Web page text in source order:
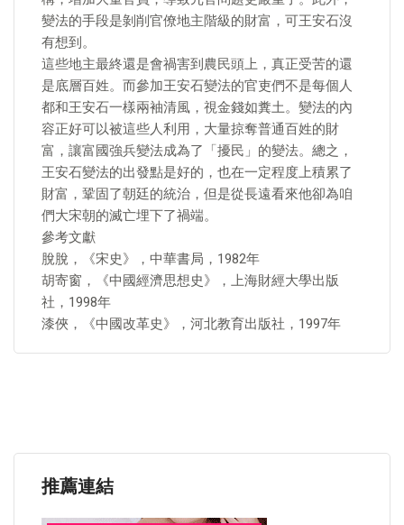
變法的手段是剝削官僚地主階級的財富，可王安石沒
有想到。
這些地主最終還是會禍害到農民頭上，真正受苦的還
是底層百姓。而參加王安石變法的官吏們不是每個人
都和王安石一樣兩袖清風，視金錢如糞土。變法的內
容正好可以被這些人利用，大量掠奪普通百姓的財
富，讓富國強兵變法成為了「擾民」的變法。總之，
王安石變法的出發點是好的，也在一定程度上積累了
財富，鞏固了朝廷的統治，但是從長遠看來他卻為咱
們大宋朝的滅亡埋下了禍端。
參考文獻
脫脫，《宋史》，中華書局，1982年
胡寄窗，《中國經濟思想史》，上海財經大學出版
社，1998年
漆俠，《中國改革史》，河北教育出版社，1997年
推薦連結